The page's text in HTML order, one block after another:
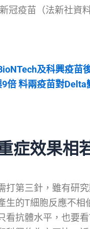
冠疫苗（法新社資料
及科興疫苗
倍 料兩疫苗對
症效果相
打第三針，雖有研
生的T細胞反應不相
看抗體水平，也要